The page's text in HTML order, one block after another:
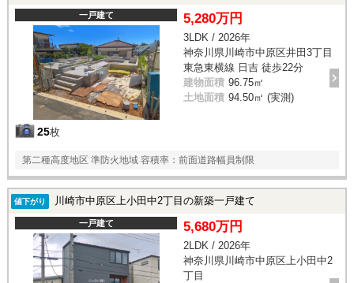
一戸建て
25枚
5,280万円
3LDK / 2026年
神奈川県川崎市中原区井田3丁目
東急東横線 日吉 徒歩22分
建物面積 96.75㎡
土地面積 94.50㎡ (実測)
第二種高度地区 準防火地域 容積率：前面道路幅員制限
値下がり 川崎市中原区上小田中2丁目の新築一戸建て
一戸建て 5,680万円
2LDK / 2026年
神奈川県川崎市中原区上小田中2
丁目